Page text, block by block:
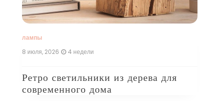
лампы
8 июля, 2026 4 недели
Ретро светильники из дерева для
современного дома